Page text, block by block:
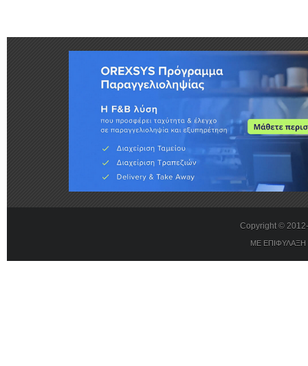
Copyright ©
ΜΕ